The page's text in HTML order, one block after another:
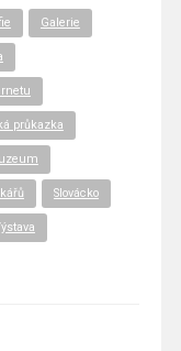
Galerie
průkazka
Slovácko